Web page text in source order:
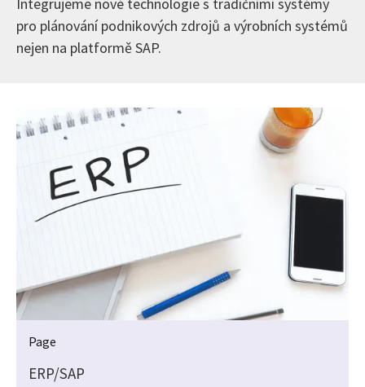
pro plánování podnikových zdrojů a výrobních systémů
nejen na platformě SAP.
Page
ERP/SAP